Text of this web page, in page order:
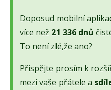
Doposud mobilní
více než 21 336 dnů
To není zlé,že ano?
Přispějte prosím k
mezi vaše přátele a